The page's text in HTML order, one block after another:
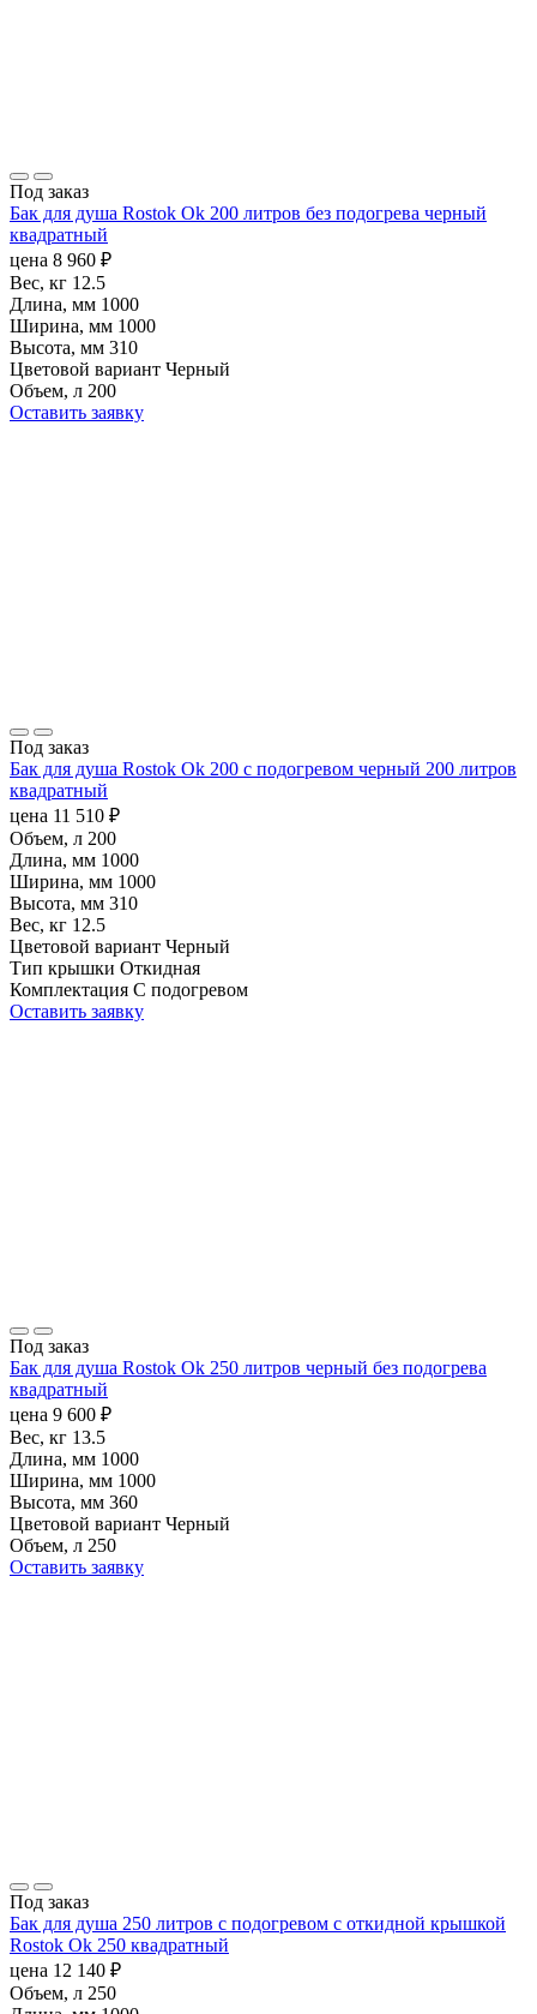
Под заказ
Бак для душа Rostok Ok 200 литров без подогрева черный
квадратный
цена 8 960 ₽
Вес, кг 12.5
Длина, мм 1000
Ширина, мм 1000
Высота, мм 310
Цветовой вариант Черный
Объем, л 200
Оставить заявку
Под заказ
Бак для душа Rostok Ok 200 с подогревом черный 200 литров
квадратный
цена 11 510 ₽
Объем, л 200
Длина, мм 1000
Ширина, мм 1000
Высота, мм 310
Вес, кг 12.5
Цветовой вариант Черный
Тип крышки Откидная
Комплектация С подогревом
Оставить заявку
Под заказ
Бак для душа Rostok Ok 250 литров черный без подогрева
квадратный
цена 9 600 ₽
Вес, кг 13.5
Длина, мм 1000
Ширина, мм 1000
Высота, мм 360
Цветовой вариант Черный
Объем, л 250
Оставить заявку
Под заказ
Бак для душа 250 литров с подогревом с откидной крышкой
Rostok Ok 250 квадратный
цена 12 140 ₽
Объем, л 250